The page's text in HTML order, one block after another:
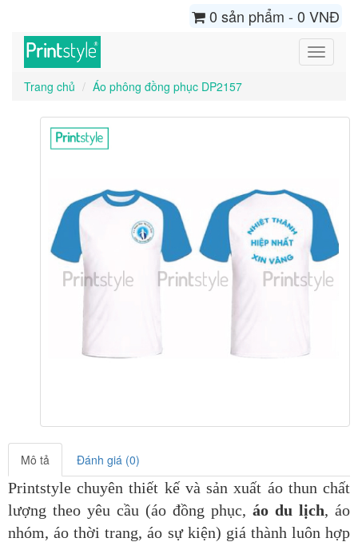
0 sản phẩm - 0 VNĐ
Toggle
Trang chủ
Áo phông đồng phục DP2157
Mô tả Đánh giá (0)
Printstyle chuyên thiết kế và sản xuất áo thun chất
lượng theo yêu cầu (áo đồng phục, áo du lịch, áo
nhóm, áo thời trang, áo sự kiện) giá thành luôn hợp